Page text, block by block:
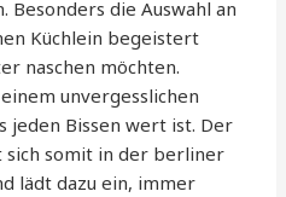
Besonders die Auswahl an
Küchlein begeistert
naschen möchten.
unvergesslichen
jeden Bissen wert ist. Der
sich somit in der berliner
lädt dazu ein, immer